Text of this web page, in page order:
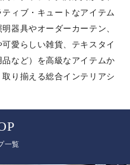
ィブ・キュートなアイテム
器具やオーダーカーテン、
愛らしい雑貨、テキスタイ
など）を高級なアイテムか
り揃える総合インテリアシ
一覧